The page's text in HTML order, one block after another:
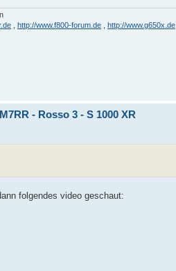
http://www.f800-forum.de http://www.g650x.de
- Rosso 3 - S 1000 XR
folgendes video geschaut: